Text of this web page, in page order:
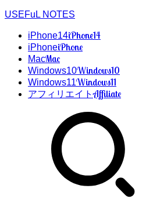
USEFuL NOTES
iPhone14iPhone14
iPhoneiPhone
MacMac
Windows10Windows10
Windows11Windows11
アフィリエイトAffiliate